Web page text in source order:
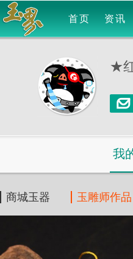
首页 资讯
★
我
商城玉器 玉雕师作品